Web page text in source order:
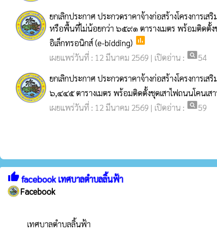
ยกเลิกประกาศ ประกวดราคาจ้างก่อสร้างโครงกา
หรือพื้นที่ไม่น้อยกว่า ๖๕๙๑ ตารางเมตร พร้อมติดตั้ง
อิเล็กทรอนิกส์ (e-bidding) poll
เผยแพร่วันที่ : 12 มีนาคม 2569 | เปิดอ่าน : pageview54
ยกเลิกประกาศ ประกวดราคาจ้างก่อสร้างโครงกา
๖,๔๔๕ ตารางเมตร พร้อมติดตั้งชุดเสาไฟถนนโคนเ
เผยแพร่วันที่ : 12 มีนาคม 2569 | เปิดอ่าน : pageview59
thumb_upfacebook เทศบาลตำบลลิ้นฟ้า
Facebook
เทศบาลตำบลลิ้นฟ้า